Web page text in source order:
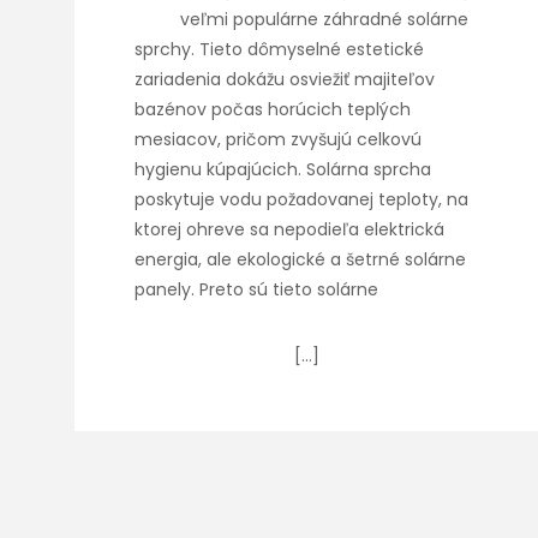
veľmi populárne záhradné solárne
sprchy. Tieto dômyselné estetické
zariadenia dokážu osviežiť majiteľov
bazénov počas horúcich teplých
mesiacov, pričom zvyšujú celkovú
hygienu kúpajúcich. Solárna sprcha
poskytuje vodu požadovanej teploty, na
ktorej ohreve sa nepodieľa elektrická
energia, ale ekologické a šetrné solárne
panely. Preto sú tieto solárne
[…]